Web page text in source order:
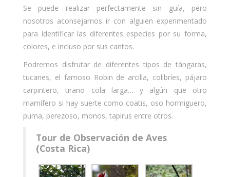
Se puede realizar perfectamente sin guía, pero
nosotros aconsejamos ir con alguien experimentado
para identificar las diferentes especies por su forma,
colores, e incluso por sus cantos.
Podremos disfrutar de diferentes tipos de tángaras,
tucanes, el famoso Robin de arcilla, colibríes, pájaro
carpintero, tirano cola larga… y algún que otro
mamífero si hay suerte como coatis, oso hormiguero,
puma, perezoso, monos, tapirus entre otros.
Tour de Observación de Aves
(Costa Rica)